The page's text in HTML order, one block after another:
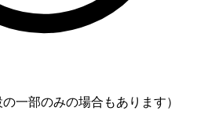
一部のみの場合もあります）